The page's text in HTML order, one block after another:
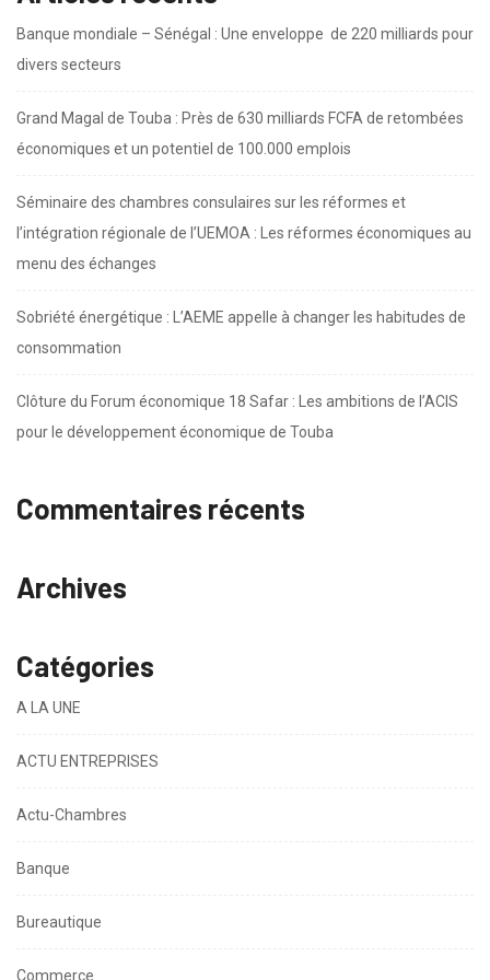
Banque mondiale – Sénégal : Une enveloppe de 220 milliards pour
divers secteurs
Grand Magal de Touba : Près de 630 milliards FCFA de retombées
économiques et un potentiel de 100.000 emplois
Séminaire des chambres consulaires sur les réformes et
l’intégration régionale de l’UEMOA : Les réformes économiques au
menu des échanges
Sobriété énergétique : L’AEME appelle à changer les habitudes de
consommation
Clôture du Forum économique 18 Safar : Les ambitions de l’ACIS
pour le développement économique de Touba
Commentaires récents
Archives
Catégories
A LA UNE
ACTU ENTREPRISES
Actu-Chambres
Banque
Bureautique
Commerce